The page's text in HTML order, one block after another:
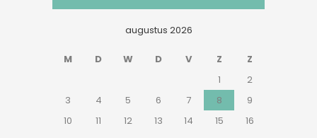
augustus 2026
M D W D V Z
Z
1
2
3
4 5 6 7 8
9
10
11 12 13 14 15
16